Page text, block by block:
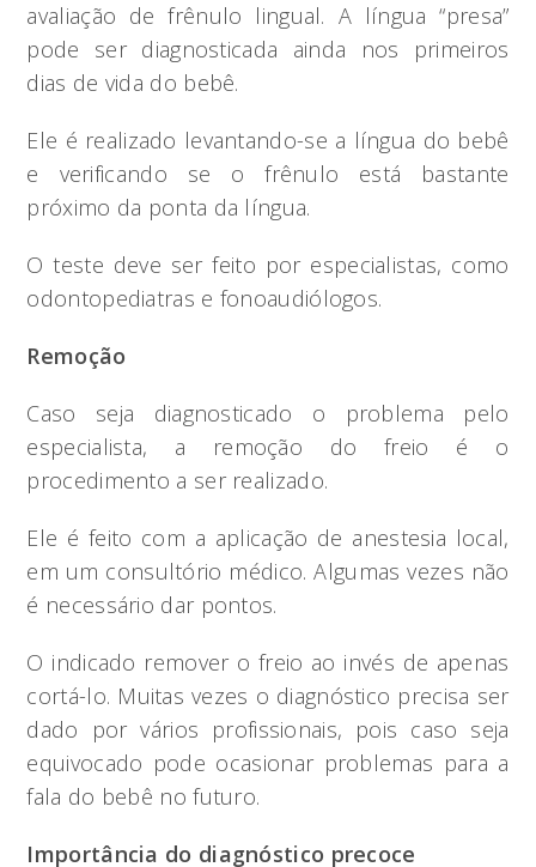
avaliação de frênulo lingual. A língua “presa”
pode ser diagnosticada ainda nos primeiros
dias de vida do bebê.
Ele é realizado levantando-se a língua do bebê
e verificando se o frênulo está bastante
próximo da ponta da língua.
O teste deve ser feito por especialistas, como
odontopediatras e fonoaudiólogos.
Remoção
Caso seja diagnosticado o problema pelo
especialista, a remoção do freio é o
procedimento a ser realizado.
Ele é feito com a aplicação de anestesia local,
em um consultório médico. Algumas vezes não
é necessário dar pontos.
O indicado remover o freio ao invés de apenas
cortá-lo. Muitas vezes o diagnóstico precisa ser
dado por vários profissionais, pois caso seja
equivocado pode ocasionar problemas para a
fala do bebê no futuro.
Importância do diagnóstico precoce